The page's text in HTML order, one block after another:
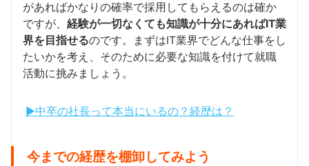
があればかなりの確率で採用してもらえるのは確か
ですが、 経験が一切なくても知識が十分にあればIT業
界を目指せるのです。まずはIT業界でどんな仕事をし
たいかを考え、そのために必要な知識を付けて就職
活動に挑みましょう。
▶中卒の社長って本当にいるの？経歴は？
今までの経歴を棚卸してみよう